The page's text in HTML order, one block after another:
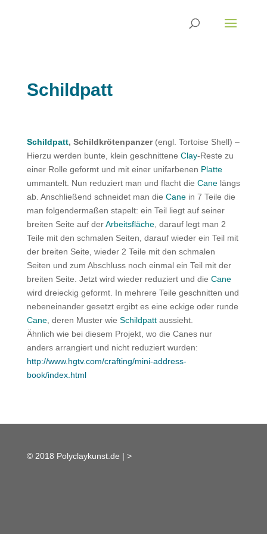
Schildpatt
Schildpatt, Schildkrötenpanzer(engl. Tortoise Shell) –
Hierzu werden bunte, klein geschnittene Clay-Reste zu
einer Rolle geformt und mit einer unifarbenen Platte
ummantelt. Nun reduziert man und flacht die Canelängs
ab. Anschließend schneidet man die Canein 7 Teile die
man folgendermaßen stapelt: ein Teil liegt auf seiner
breiten Seite auf derArbeitsfläche, darauf legt man 2
Teile mit den schmalen Seiten, darauf wieder ein Teil mit
der breiten Seite, wieder 2 Teile mit den schmalen
Seiten und zum Abschluss noch einmal ein Teil mit der
breiten Seite. Jetzt wird wieder reduziert und die Cane
wird dreieckig geformt. In mehrere Teile geschnitten und
nebeneinander gesetzt ergibt es eine eckige oder runde
Cane, deren Muster wie Schildpattaussieht.
Ähnlich wie bei diesem Projekt, wo die Canes nur
anders arrangiert und nicht reduziert wurden:
http://www.hgtv.com/crafting/mini-address-
book/index.html
© 2018 Polyclaykunst.de | >